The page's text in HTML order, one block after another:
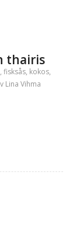
thairis
, fisksås, kokos,
Lina Vihma